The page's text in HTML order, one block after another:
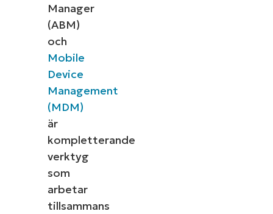
Manager
(ABM)
och
Mobile
Device
Management
(MDM)
är
kompletterande
verktyg
som
arbetar
tillsammans